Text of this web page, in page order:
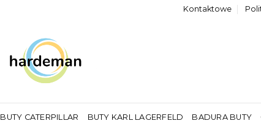
Kontaktowe
BUTY CATERPILLAR BUTY KARL LAGERFELD BADURA BUTY